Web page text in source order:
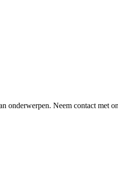
onderwerpen. Neem contact met